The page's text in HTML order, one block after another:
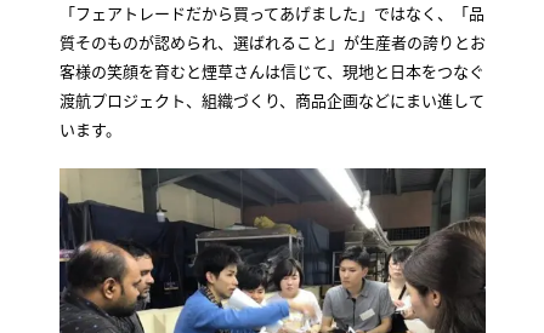
「フェアトレードだから買ってあげました」ではなく、「品
質そのものが認められ、選ばれること」が生産者の誇りとお
客様の笑顔を育むと煙草さんは信じて、現地と日本をつなぐ
渡航プロジェクト、組織づくり、商品企画などにまい進して
います。